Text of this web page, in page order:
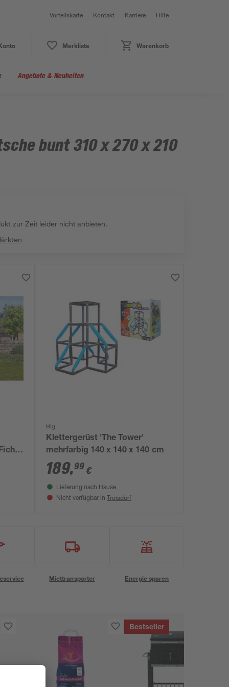
Vorteilskarte Kontakt Karriere Hilfe
Merkliste Warenkorb
Angebote & Neuheiten
bunt 310 x 270 x 210
zur Zeit leider nicht anbieten.
Big
Klettergerüst 'The Tower'
mehrfarbig 140 x 140 x 140 cm
189,99 €
Lieferung nach Hause
Nicht verfügbar in Troisdorf
Miettransporter Energie sparen
Bestseller